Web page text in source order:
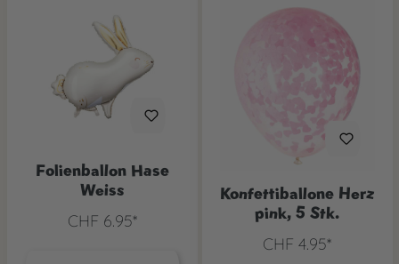
Folienballon Hase
Weiss
CHF 6.95*
Konfettiballone Herz
pink, 5 Stk.
CHF 4.95*